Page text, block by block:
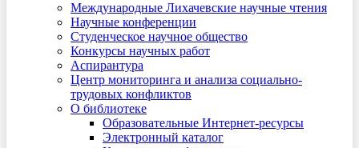
Международные Лихачевские научные чтения
Научные конференции
Студенческое научное общество
Конкурсы научных работ
Аспирантура
Центр мониторинга и анализа социально-
трудовых конфликтов
О библиотеке
Образовательные Интернет-ресурсы
Электронный каталог